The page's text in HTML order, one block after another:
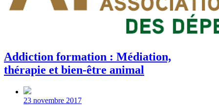
Addiction formation : Médiation,
thérapie et bien-être animal
Post
date
23 novembre 2017